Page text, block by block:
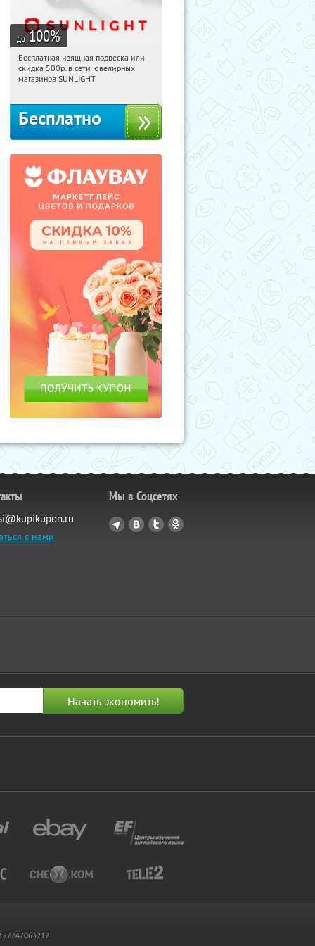
до 100%
09:18:02 Получили:
Россия
Бесплатная изящная подвеска или
скидка 500р. в сети ювелирных
магазинов SUNLIGHT
Бесплатно
с нами
Мы в Соцсетях